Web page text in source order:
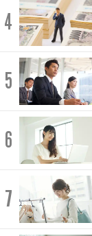
4
5
6
7